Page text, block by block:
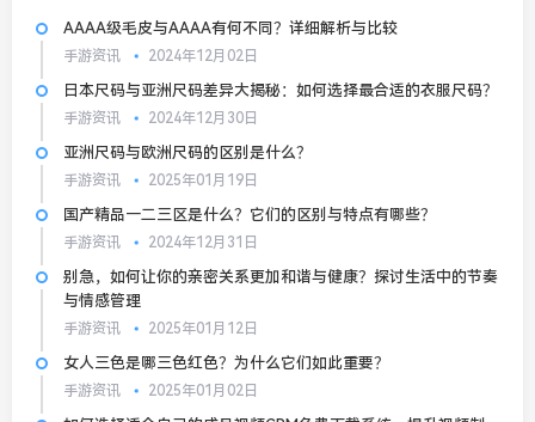
AAAA级毛皮与AAAA有何不同？详细解析与比较
手游资讯 2024年12月02日
日本尺码与亚洲尺码差异大揭秘：如何选择最合适的衣服尺码？
手游资讯 2024年12月30日
亚洲尺码与欧洲尺码的区别是什么？
手游资讯 2025年01月19日
国产精品一二三区是什么？它们的区别与特点有哪些？
手游资讯 2024年12月31日
别急，如何让你的亲密关系更加和谐与健康？探讨生活中的节奏
与情感管理
手游资讯 2025年01月12日
女人三色是哪三色红色？为什么它们如此重要？
手游资讯 2025年01月02日